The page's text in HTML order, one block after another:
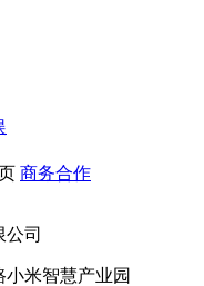
商务合作
司
米智慧产业园